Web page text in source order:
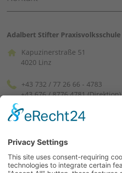
Adalbert Stifter Praxisvolksschule
Kapuzinerstraße 51
4020 Linz
+43 732 / 77 26 66 - 4783
+43 676 / 8776 4781 (Direktion)
pvssek[at]ph-linz.at
(instagram)